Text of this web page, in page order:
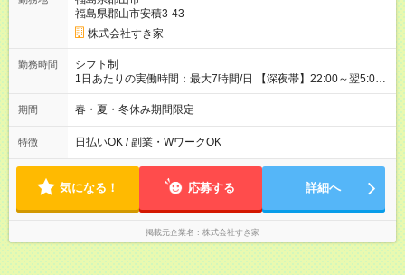
同時給）
福島県郡山市安積3-43
株式会社すき家
勤務時間
シフト制
1日あたりの実働時間：最大7時間/日 【深夜帯】22:00～翌5:00
週2日～・1日2h～OK◎ ※22:00から翌5:00までは18歳以上の方
のみ勤務可能です（18歳未満の深夜業務禁止のため） ★深夜で
す。 必ず、2名以上での勤務を行いますので、安心して働けま
す。
期間 春・夏・冬休み期間限定
特徴 日払いOK / 副業・WワークOK
気になる！ 応募する 詳細へ
掲載元企業名 株式会社すき家